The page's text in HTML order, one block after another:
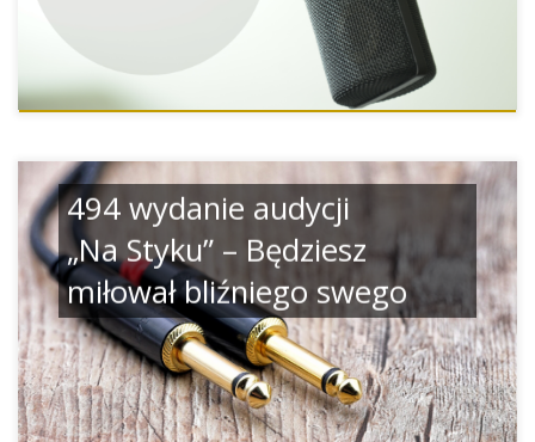
494 wydanie audycji
„Na Styku” – Będziesz
miłował bliźniego swego